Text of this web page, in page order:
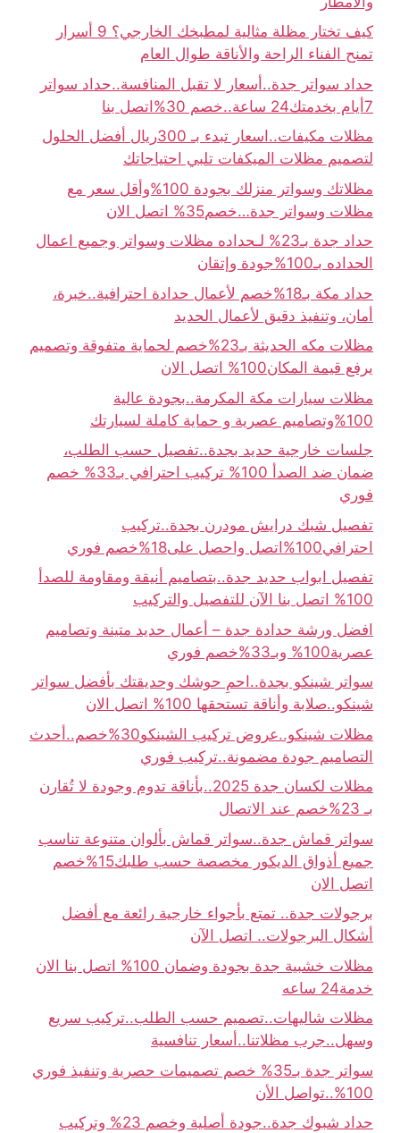
كيف تختار مظلة مثالية لمطبخك الخارجي؟ 9 أسرار
تمنح الفناء الراحة والأناقة طوال العام
حداد سواتر جدة..أسعار لا تقبل المنافسة..حداد سواتر
7أيام بخدمتك24 ساعة..خصم 30%اتصل بنا
مظلات مكيفات..اسعار تبدء بـ 300ريال أفضل الحلول
لتصميم مظلات الميكفات تلبي احتياجاتك
مظلاتك وسواتر منزلك بجودة 100%وأقل سعر مع
مظلات وسواتر جدة…خصم35% اتصل الان
حداد جدة بـ23% لـحداده مظلات وسواتر وجميع اعمال
الحداده بـ100%جودة وإتقان
حداد مكة بـ18%خصم لأعمال حدادة احترافية..خبرة،
أمان، وتنفيذ دقيق لأعمال الحديد
مظلات مكه الحديثة بـ23%خصم لحماية متفوقة وتصميم
يرفع قيمة المكان100% اتصل الان
مظلات سيارات مكة المكرمة..بجودة عالية
100%وتصاميم عصرية و حماية كاملة لسيارتك
جلسات خارجية حديد بجدة..تفصيل حسب الطلب،
ضمان ضد الصدأ 100% تركيب احترافي بـ33% خصم
فوري
تفصيل شبك درايش مودرن بجدة..تركيب
احترافي100%اتصل واحصل على18%خصم فوري
تفصيل ابواب حديد جدة..بتصاميم أنيقة ومقاومة للصدأ
100% اتصل بنا الآن للتفصيل والتركيب
افضل ورشة حدادة جدة – أعمال حديد متينة وتصاميم
عصرية100% وبـ33%خصم فوري
سواتر شينكو بجدة..احمِ حوشك وحديقتك بأفضل سواتر
شينكو..صلابة وأناقة تستحقها 100% اتصل الان
مظلات شينكو..عروض تركيب الشينكو30%خصم..أحدث
التصاميم جودة مضمونة..تركيب فوري
مظلات لكسان جدة 2025..بأناقة تدوم وجودة لا تُقارن
بـ 23%خصم عند الاتصال
سواتر قماش جدة..سواتر قماش بألوان متنوعة تناسب
جميع أذواق الديكور مخصصة حسب طلبك15%خصم
اتصل الان
برجولات جدة.. تمتع بأجواء خارجية رائعة مع أفضل
أشكال البرجولات.. اتصل الآن
مظلات خشبية جدة بجودة وضمان 100% اتصل بنا الان
خدمة24 ساعه
مظلات شاليهات..تصميم حسب الطلب..تركيب سريع
وسهل..جرب مظلاتنا..أسعار تنافسية
سواتر جدة بـ35% خصم تصميمات حصرية وتنفيذ فوري
100%..تواصل الأن
حداد شبوك جدة..جودة أصلية وخصم 23% وتركيب